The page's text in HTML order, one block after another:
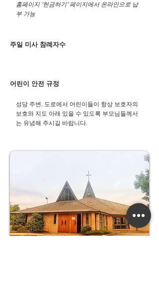
​홈페이지 "헌금하기" 페이지에서 온라인으로 납
부 가능
주일 미사 참례자수
어린이 안전 규정
성당 주변, 도로에서 어린이들이 항상 보호자의
보호와 지도 아래 있을 수 있도록 부모님들께서
는 유념해 주시길 바랍니다.​